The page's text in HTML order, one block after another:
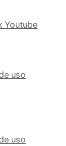
Youtube
uso
uso